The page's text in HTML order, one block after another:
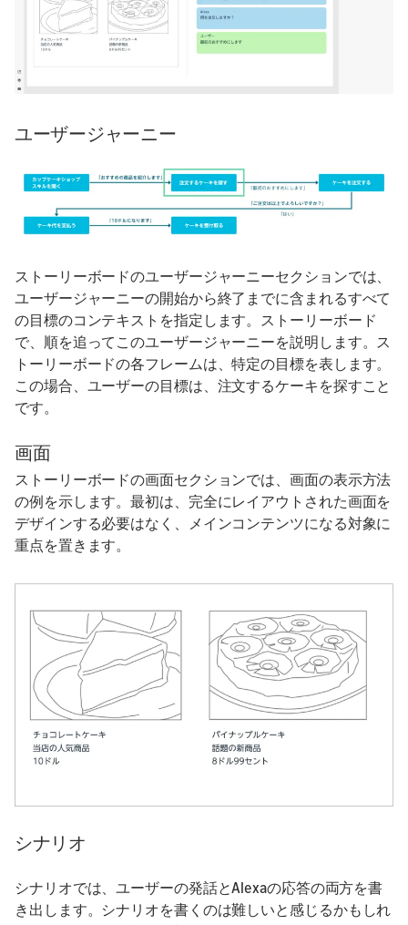
ユーザージャーニー
ストーリーボードのユーザージャーニーセクションでは、
ユーザージャーニーの開始から終了までに含まれるすべて
の目標のコンテキストを指定します。ストーリーボード
で、順を追ってこのユーザージャーニーを説明します。ス
トーリーボードの各フレームは、特定の目標を表します。
この場合、ユーザーの目標は、注文するケーキを探すこと
です。
画面
ストーリーボードの画面セクションでは、画面の表示方法
の例を示します。最初は、完全にレイアウトされた画面を
デザインする必要はなく、メインコンテンツになる対象に
重点を置きます。
シナリオ
シナリオでは、ユーザーの発話とAlexaの応答の両方を書
き出します。シナリオを書くのは難しいと感じるかもしれ